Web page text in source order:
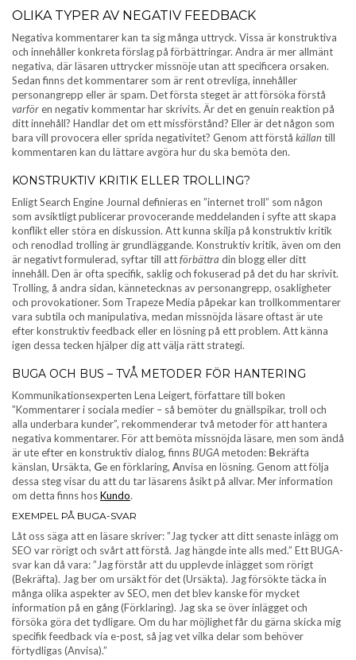
OLIKA TYPER AV NEGATIV FEEDBACK
Negativa kommentarer kan ta sig många uttryck. Vissa är konstruktiva
och innehåller konkreta förslag på förbättringar. Andra är mer allmänt
negativa, där läsaren uttrycker missnöje utan att specificera orsaken.
Sedan finns det kommentarer som är rent otrevliga, innehåller
personangrepp eller är spam. Det första steget är att försöka förstå
varfören negativ kommentar har skrivits. Är det en genuin reaktion på
ditt innehåll? Handlar det om ett missförstånd? Eller är det någon som
bara vill provocera eller sprida negativitet? Genom att förstå källantill
kommentaren kan du lättare avgöra hur du ska bemöta den.
KONSTRUKTIV KRITIK ELLER TROLLING?
Enligt Search Engine Journal definieras en ”internet troll” som någon
som avsiktligt publicerar provocerande meddelanden i syfte att skapa
konflikt eller störa en diskussion. Att kunna skilja på konstruktiv kritik
och renodlad trolling är grundläggande. Konstruktiv kritik, även om den
är negativt formulerad, syftar till attförbättra din blogg eller ditt
innehåll. Den är ofta specifik, saklig och fokuserad på det du har skrivit.
Trolling, å andra sidan, kännetecknas av personangrepp, osakligheter
och provokationer. Som Trapeze Media påpekar kan trollkommentarer
vara subtila och manipulativa, medan missnöjda läsare oftast är ute
efter konstruktiv feedback eller en lösning på ett problem. Att känna
igen dessa tecken hjälper dig att välja rätt strategi.
BUGA OCH BUS – TVÅ METODER FÖR HANTERING
Kommunikationsexperten Lena Leigert, författare till boken
”Kommentarer i sociala medier – så bemöter du gnällspikar, troll och
alla underbara kunder”, rekommenderar två metoder för att hantera
negativa kommentarer. För att bemöta missnöjda läsare, men som ändå
är ute efter en konstruktiv dialog, finnsBUGAmetoden: Bekräfta
känslan, Ursäkta, Ge en förklaring, Anvisa en lösning. Genom att följa
dessa steg visar du att du tar läsarens åsikt på allvar. Mer information
om detta finns hosKundo.
EXEMPEL PÅ BUGA-SVAR
Låt oss säga att en läsare skriver: ”Jag tycker att ditt senaste inlägg om
SEO var rörigt och svårt att förstå. Jag hängde inte alls med.” Ett BUGA-
svar kan då vara: ”Jag förstår att du upplevde inlägget som rörigt
(Bekräfta). Jag ber om ursäkt för det (Ursäkta). Jag försökte täcka in
många olika aspekter av SEO, men det blev kanske för mycket
information på en gång (Förklaring). Jag ska se över inlägget och
försöka göra det tydligare. Om du har möjlighet får du gärna skicka mig
specifik feedback via e-post, så jag vet vilka delar som behöver
förtydligas (Anvisa).”